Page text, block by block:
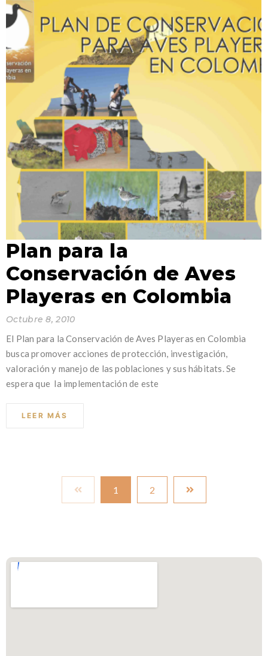
Plan para la
Conservación de Aves
Playeras en Colombia
Octubre 8, 2010
El Plan para la Conservación de Aves Playeras en Colombia
busca promover acciones de protección, investigación,
valoración y manejo de las poblaciones y sus hábitats. Se
espera que la implementación de este
LEER MÁS
1 2